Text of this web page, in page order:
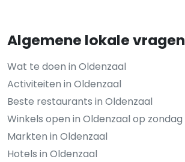
Algemene lokale vragen
Wat te doen in Oldenzaal
Activiteiten in Oldenzaal
Beste restaurants in Oldenzaal
Winkels open in Oldenzaal op zondag
Markten in Oldenzaal
Hotels in Oldenzaal